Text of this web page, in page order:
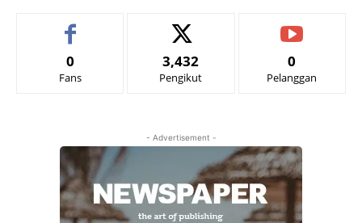
0
Fans
3,432
Pengikut
0
Pelanggan
- Advertisement -